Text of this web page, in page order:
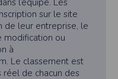
n’est pas validée
un courriel leur
leur
l’équipe. Les
sur le site
de leur entreprise, le
modification ou
à
Le classement est
de chacun des
de vos contacts.
aucune information sur